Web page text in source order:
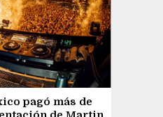
pagó más de